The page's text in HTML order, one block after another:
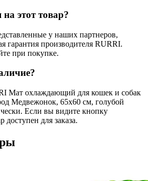
этот товар?
у наших партнеров,
гарантия производителя RURRI.
при покупке.
Мат охлаждающий для кошек и собак
Медвежонок, 65х60 см, голубой
Если вы видите кнопку
доступен для заказа.